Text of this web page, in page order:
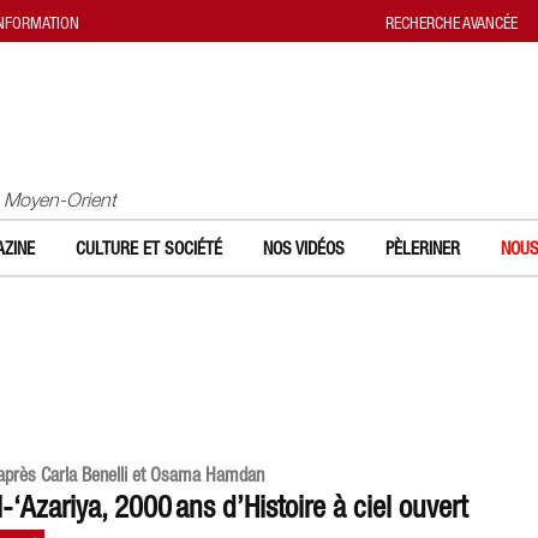
Orient
CULTURE ET SOCIÉTÉ NOS VIDÉOS PÈLERINER
Carla Benelli et Osama Hamdan
‘Azariya, 2000 ans d’Histoire à ciel ouvert
RECHERCHE AVANCÉE